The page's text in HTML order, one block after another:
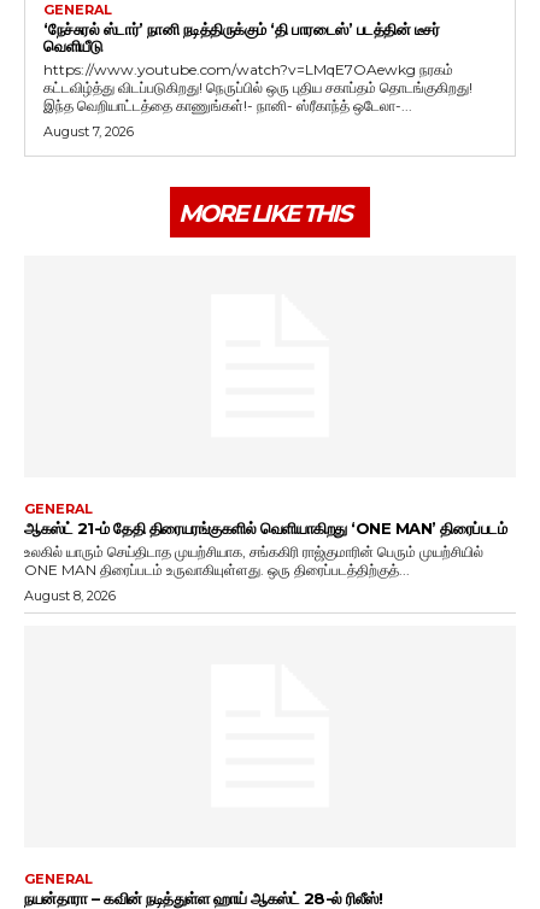
GENERAL
‘நேச்சுரல் ஸ்டார்’ நானி நடித்திருக்கும் ‘தி பாரடைஸ்’ படத்தின் டீசர்
வெளியீடு
https://www.youtube.com/watch?v=LMqE7OAewkg நரகம்
கட்டவிழ்த்து விடப்படுகிறது! நெருப்பில் ஒரு புதிய சகாப்தம் தொடங்குகிறது!
இந்த வெறியாட்டத்தை காணுங்கள்!- நானி- ஸ்ரீகாந்த் ஒடேலா-...
August 7, 2026
MORE LIKE THIS
GENERAL
ஆகஸ்ட் 21-ம் தேதி திரையரங்குகளில் வெளியாகிறது ‘ONE MAN’ திரைப்படம்
உலகில் யாரும் செய்திடாத முயற்சியாக, சங்ககிரி ராஜ்குமாரின் பெரும் முயற்சியில்
ONE MAN திரைப்படம் உருவாகியுள்ளது. ஒரு திரைப்படத்திற்குத்...
August 8, 2026
GENERAL
நயன்தாரா – கவின் நடித்துள்ள ஹாய் ஆகஸ்ட் 28-ல் ரிலீஸ்!